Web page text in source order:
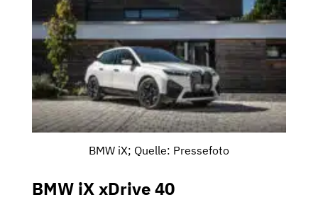
BMW iX; Quelle: Pressefoto
BMW iX xDrive 40